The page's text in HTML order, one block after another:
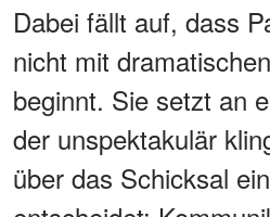
Dabei fällt auf, dass
nicht mit
beginnt. Sie setzt an
der unspektakulär
über das Schicksal